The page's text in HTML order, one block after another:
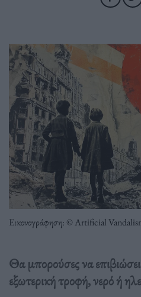
Εικονογράφηση: © Artificial
Θα μπορούσες να
εξωτερική τροφή, νερό ή